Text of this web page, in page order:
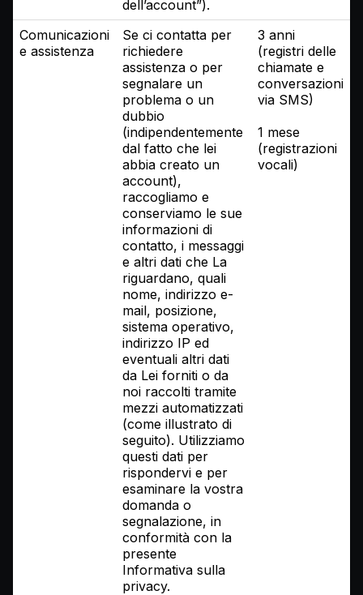
dell’account”).
Comunicazioni
e assistenza
Se ci contatta per
richiedere
assistenza o per
segnalare un
problema o un
dubbio
(indipendentemente
dal fatto che lei
abbia creato un
account),
raccogliamo e
conserviamo le sue
informazioni di
contatto, i messaggi
e altri dati che La
riguardano, quali
nome, indirizzo e-
mail, posizione,
sistema operativo,
indirizzo IP ed
eventuali altri dati
da Lei forniti o da
noi raccolti tramite
mezzi automatizzati
(come illustrato di
seguito). Utilizziamo
questi dati per
rispondervi e per
esaminare la vostra
domanda o
segnalazione, in
conformità con la
presente
Informativa sulla
privacy.
3 anni
(registri delle
chiamate e
conversazioni
via SMS)
1 mese
(registrazioni
vocali)